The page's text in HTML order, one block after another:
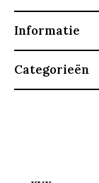
Informatie
Categorieën